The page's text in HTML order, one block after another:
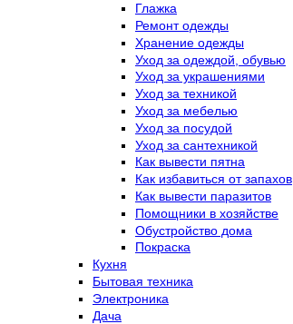
Глажка
Ремонт одежды
Хранение одежды
Уход за одеждой, обувью
Уход за украшениями
Уход за техникой
Уход за мебелью
Уход за посудой
Уход за сантехникой
Как вывести пятна
Как избавиться от запахов
Как вывести паразитов
Помощники в хозяйстве
Обустройство дома
Покраска
Кухня
Бытовая техника
Электроника
Дача